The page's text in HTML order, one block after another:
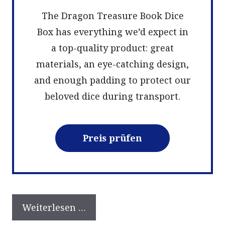
The Dragon Treasure Book Dice
Box has everything we’d expect in
a top-quality product: great
materials, an eye-catching design,
and enough padding to protect our
beloved dice during transport.
Preis prüfen
Weiterlesen …